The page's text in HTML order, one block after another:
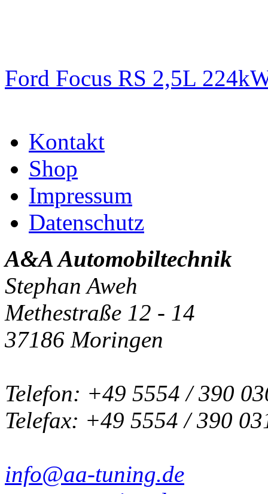
Ford Focus RS 2,5L
Kontakt
Shop
Impressum
Datenschutz
A&A Automobiltechnik
Stephan Aweh
Methestraße 12 - 14
37186 Moringen
Telefon: +49 5554 / 390
Telefax: +49 5554 / 390
info@aa-tuning.de